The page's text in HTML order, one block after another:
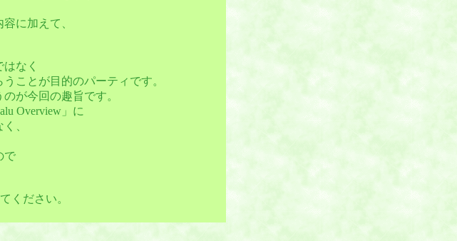
に加えて、
なく
ことが目的のパーティです。
が今回の趣旨です。
Overview」に
、
で
ください。